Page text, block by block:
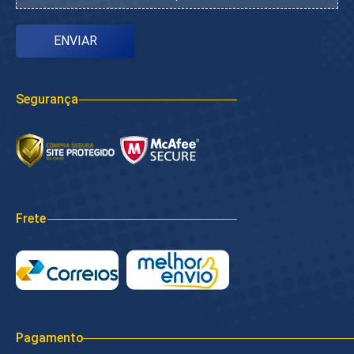
Segurança
Frete
Pagamento